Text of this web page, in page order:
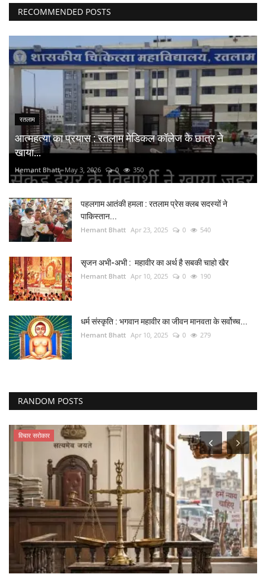
RECOMMENDED POSTS
रतलाम
आत्महत्या का प्रयास : रतलाम मेडिकल कॉलेज के छात्र ने
खाया...
Hemant Bhatt May 3, 2026 0 350
पहलगाम आतंकी हमला : रतलाम प्रेस क्लब सदस्यों ने
पाकिस्तान...
Hemant Bhatt Apr 23, 2025 0 540
सृजन अभी-अभी : महावीर का अर्थ है सबकी चाहो खैर
Hemant Bhatt Apr 10, 2025 0 190
धर्म संस्कृति : भगवान महावीर का जीवन मानवता के सर्वोच्च...
Hemant Bhatt Apr 10, 2025 0 279
RANDOM POSTS
विचार सरोकार